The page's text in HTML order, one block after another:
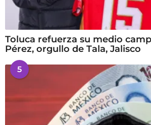
Toluca refuerza su medio
Pérez, orgullo de Tala, Jalisco
5